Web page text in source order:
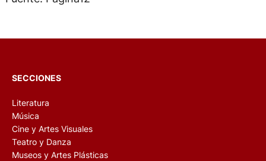
SECCIONES
Literatura
Música
Cine y Artes Visuales
Teatro y Danza
Museos y Artes Plásticas